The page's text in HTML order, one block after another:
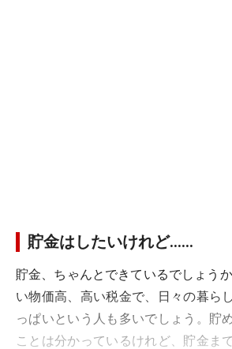
貯金はしたいけれど……
貯金、ちゃんとできているでしょう
い物価高、高い税金で、日々の暮ら
っぱいという人も多いでしょう。貯
ことは分かっているけれど、貯金ま